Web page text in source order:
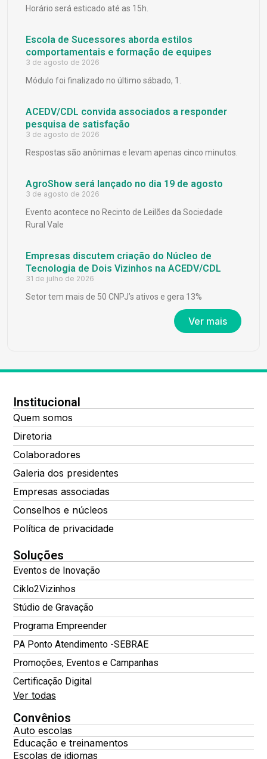
Horário será esticado até as 15h.
Escola de Sucessores aborda estilos
comportamentais e formação de equipes
3 de agosto de 2026
Módulo foi finalizado no último sábado, 1.
ACEDV/CDL convida associados a responder
pesquisa de satisfação
3 de agosto de 2026
Respostas são anônimas e levam apenas cinco minutos.
AgroShow será lançado no dia 19 de agosto
3 de agosto de 2026
Evento acontece no Recinto de Leilões da Sociedade
Rural Vale
Empresas discutem criação do Núcleo de
Tecnologia de Dois Vizinhos na ACEDV/CDL
31 de julho de 2026
Setor tem mais de 50 CNPJ’s ativos e gera 13%
Ver mais
Institucional
Quem somos
Diretoria
Colaboradores
Galeria dos presidentes
Empresas associadas
Conselhos e núcleos
Política de privacidade
Soluções
Eventos de Inovação
Ciklo2Vizinhos
Stúdio de Gravação
Programa Empreender
PA Ponto Atendimento -SEBRAE
Promoções, Eventos e Campanhas
Certificação Digital
Ver todas
Convênios
Auto escolas
Educação e treinamentos
Escolas de idiomas